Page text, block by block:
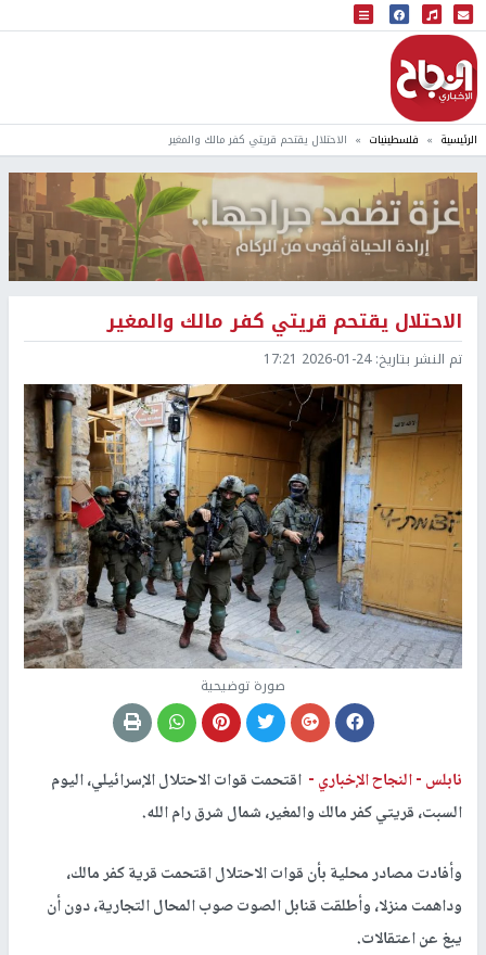
البث المباشر
إذاعة النجاح
الرئيسية فلسطينيات الاحتلال يقتحم قريتي كفر مالك والمغير
الاحتلال يقتحم قريتي كفر مالك والمغير
تم النشر بتاريخ:2026-01-24 17:21
صورة توضيحية
نابلس -النجاح الإخباري - اقتحمت قوات الاحتلال الإسرائيلي، اليوم
السبت، قريتي كفر مالك والمغير، شمال شرق رام الله.
وأفادت مصادر محلية بأن قوات الاحتلال اقتحمت قرية كفر مالك،
وداهمت منزلا، وأطلقت قنابل الصوت صوب المحال التجارية، دون أن
يبغ عن اعتقالات.